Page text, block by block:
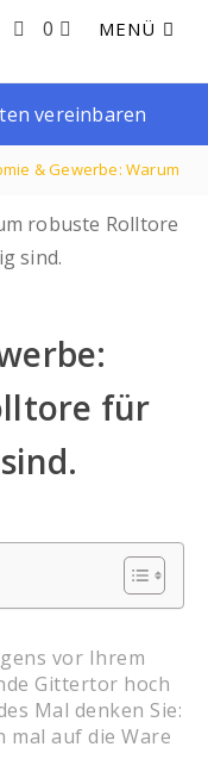
MENÜ
0
vereinbaren
& Gewerbe: Warum
für
vor Ihrem
Gittertor hoch
Mal denken Sie:
mal auf die Ware